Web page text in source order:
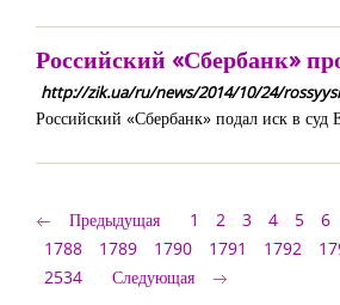
Российский «Сбербанк»
http://zik.ua/ru/news/2014/10/24/
Российский «Сбербанк» подал иск в
Предыдущая 1 2 3 4 5 6
1788 1789 1790 1791 1792
2534
Следующая